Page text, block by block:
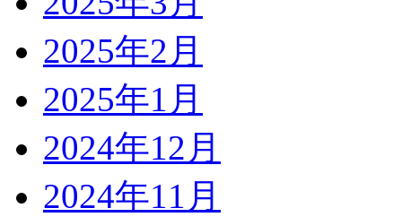
2025年2月
2025年1月
2024年12月
2024年11月